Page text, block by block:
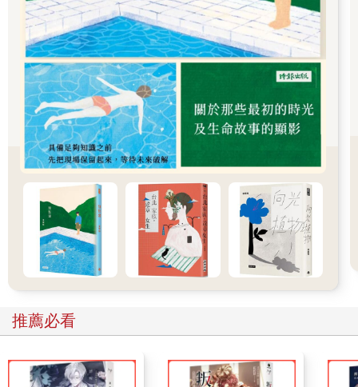
米爾的手又緊了些，洩漏出她的焦慮不安。
「卡菈會沒事的，」做為回報，托米爾也想讓姊姊安心。「別的
不說，畢竟阿拉斯很擅長逃跑。」
「這是在偷偷嘲諷我的智商嗎？」阿拉斯朝托米爾揚起一邊濃密
的紅眉。
「這算偷偷嗎？」
「我敢發誓，小老弟，要是我女兒沒在睡覺的話，我一定會痛扁
你一頓。」
「我知道啊，」托米爾朝身材魁梧的姊夫一笑。「不然你以為我
幹嘛等到她睡著才說？」
這番對話實在很蠢，但還是讓梅娃笑了出來。重要的事物不過如
此：他們一家人在這片湖濱上共度的最後時光是如此溫暖。
「時間差不多了。」瑟莎長老橡樹般粗嗄的聲音壓過族人的竊竊
私語。「讓你們兩腿的血液循環循環吧。」
「記得留下身上所有工具和武器，」拜延補充。「那只是平添重
量而已。」
托米爾聽命行事，卸下他的弓和箭，擺在雪地上，但光是手離開
皆以精湛的獵手自居，丟下自己的弓和矛，感覺像是最終的認
「動身吧。」拜延在湖濱走動，將病懨懨和昏昏欲睡的人拉起。
「今晚不會再降溫了，對岸較暖處的冰層唯一厚實到可通過的時
推薦必看